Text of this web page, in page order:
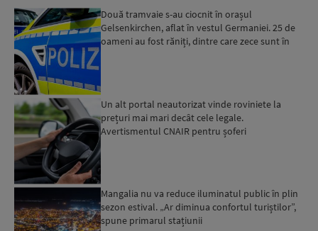
Două tramvaie s-au ciocnit în orașul
Gelsenkirchen, aflat în vestul Germaniei. 25 de
oameni au fost răniți, dintre care zece sunt în
Un alt portal neautorizat vinde roviniete la
prețuri mai mari decât cele legale.
Avertismentul CNAIR pentru șoferi
Mangalia nu va reduce iluminatul public în plin
sezon estival. „Ar diminua confortul turiștilor”,
spune primarul stațiunii